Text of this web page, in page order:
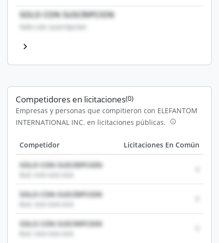
SOLO CON SUSCRIPCION
Solo con suscripcion
Competidores en licitaciones(0)
Empresas y personas que compitieron con ELEFANTOM
INTERNATIONAL INC. en licitaciones públicas.
Competidor Licitaciones En Común
SOLO CON SUSCRIPCION
SOLO CON SUSCRIPCION
SOLO CON SUSCRIPCION